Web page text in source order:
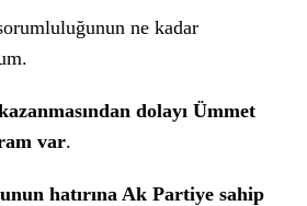
ne kadar
dolayı Ümmet
var.
hatırına Ak Partiye sahip